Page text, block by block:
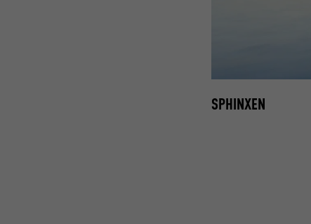
SPHINXEN